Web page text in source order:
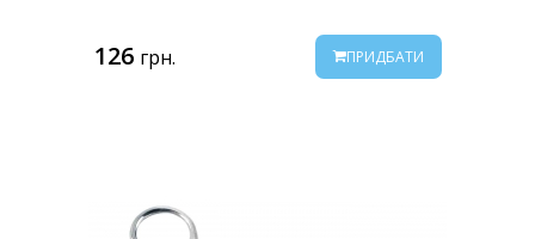
126 грн. ПРИДБАТИ